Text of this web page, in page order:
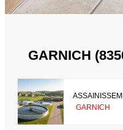
GARNICH
GARNICH